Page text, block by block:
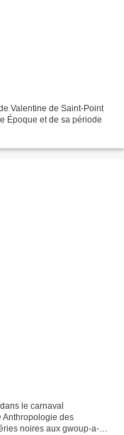
Valentine de Saint-Point
Époque et de sa période
le carnaval
Anthropologie des
noires aux gwoup-a-